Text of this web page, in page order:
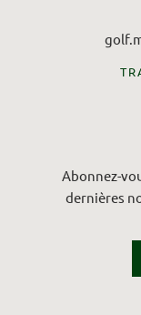
Abonnez-
dernières